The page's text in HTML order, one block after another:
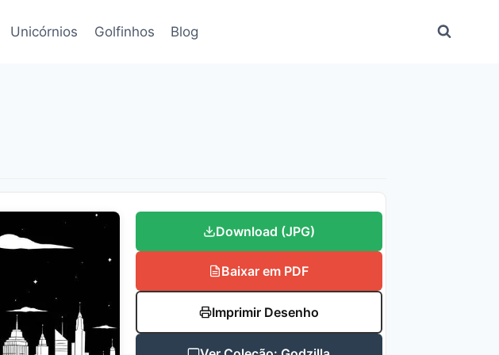
Unicórnios Golfinhos Blog
Download (JPG)
Baixar em PDF
Imprimir Desenho